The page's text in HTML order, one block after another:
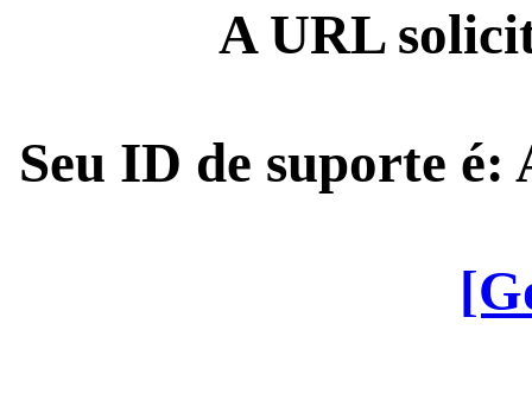
A URL
Seu ID de suporte é: